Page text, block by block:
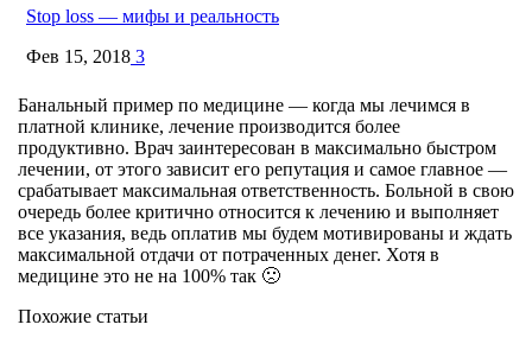
Stop loss — мифы и реальность
Фев 15, 2018 3
Банальный пример по медицине — когда мы лечимся в
платной клинике, лечение производится более
продуктивно. Врач заинтересован в максимально быстром
лечении, от этого зависит его репутация и самое главное —
срабатывает максимальная ответственность. Больной в свою
очередь более критично относится к лечению и выполняет
все указания, ведь оплатив мы будем мотивированы и ждать
максимальной отдачи от потраченных денег. Хотя в
медицине это не на 100% так 🙁
Похожие статьи